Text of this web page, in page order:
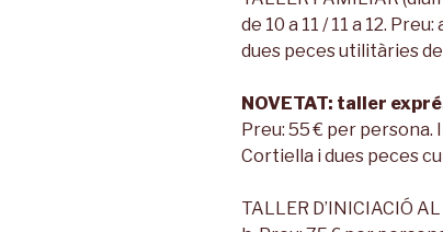
de 10 a 11 / 11 a 12.
dues peces utilitàries
NOVETAT: taller
Preu: 55 € per
Cortiella i dues peces
TALLER D’INICIACIÓ